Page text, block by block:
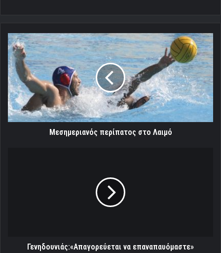
Μεσημεριανός
περίπατος
στο
Λαιμό
Μεσημεριανός περίπατος στο Λαιμό
Γενηδουνιάς:«Απαγορεύεται να επαναπαυόμαστε»